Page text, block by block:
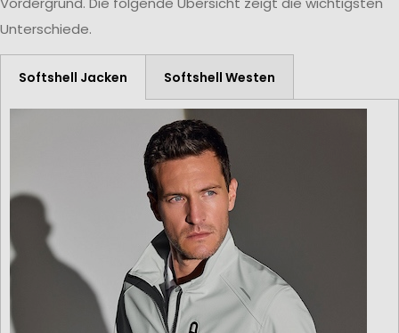
Unterschiede.
Softshell Jacken Softshell Westen